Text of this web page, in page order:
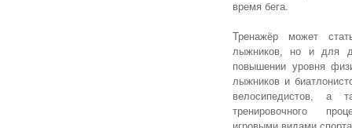
время бега.
Тренажёр может
лыжников, но и для
повышении уровня
лыжников и
велосипедистов, а
тренировочного